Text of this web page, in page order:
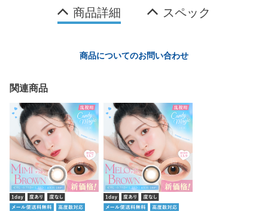
商品詳細 スペック
商品についてのお問い合わせ
関連商品